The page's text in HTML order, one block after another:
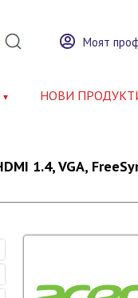
Моят
НОВИ
1.4, VGA,